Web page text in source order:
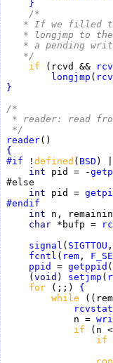
}
/*
* If we filled
* longjmp to
* a pending
	 */
if (rcvd &&
longjmp (
}
/*
* reader: read
*/
reader
{
#if ! defined ( BSD )
int pid = -
int pid =
#endif
int
char *bufp =
signal ( SIGTTOU
fcntl ( rem ,
ppid = getppid
     (
void ) setjmp (
for (;;) {
while
             n =
if
(n
if